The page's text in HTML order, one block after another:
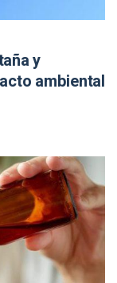
y
ambiental